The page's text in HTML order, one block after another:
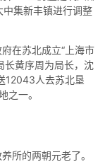
集新丰镇进行调整
在苏北成立“上海市
长黄序周为局长，沈
12043人去苏北垦
之一。
所的两朝元老了。